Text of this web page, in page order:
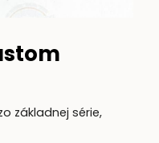
základnej série,